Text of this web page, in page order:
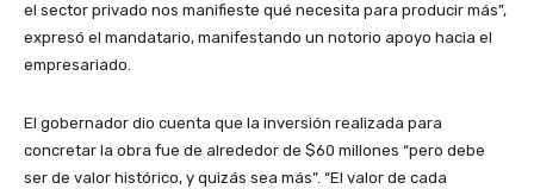
el sector privado nos manifieste qué necesita para producir más”,
expresó el mandatario, manifestando un notorio apoyo hacia el
empresariado.
El gobernador dio cuenta que la inversión realizada para
concretar la obra fue de alrededor de $60 millones “pero debe
ser de valor histórico, y quizás sea más”. “El valor de cada